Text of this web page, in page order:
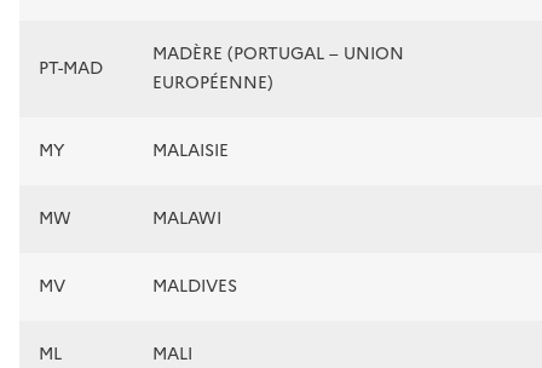
PT-MAD
MADÈRE (PORTUGAL – UNION
EUROPÉENNE)
MY MALAISIE
MW MALAWI
MV MALDIVES
ML MALI